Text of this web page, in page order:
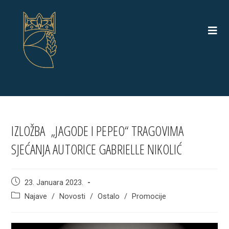
IZLOŽBA „JAGODE I PEPEO“ TRAGOVIMA
SJEĆANJA AUTORICE GABRIELLE NIKOLIĆ
Post
published:
23. Januara 2023.
PostNajave / Novosti / Ostalo / Promocije